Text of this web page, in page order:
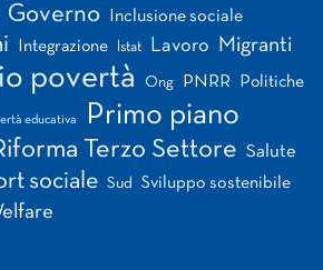
Governo Inclusione sociale
Integrazione Istat Lavoro Migranti
povertà Ong PNRR Politiche
educativa Primo piano
Terzo Settore Salute
sociale Sud Sviluppo sostenibile